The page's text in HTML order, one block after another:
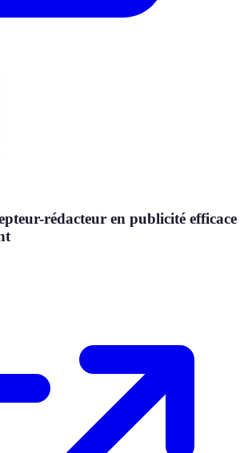
rédacteur en publicité efficace